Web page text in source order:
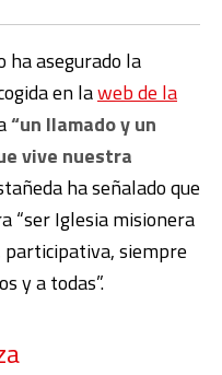
ha asegurado la
en laweb de la
“un llamado y un
vive nuestra
ha señalado que
“ser Iglesia misionera
participativa, siempre
y a todas”.